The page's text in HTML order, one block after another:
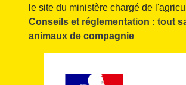
le site du ministère chargé de
Conseils et réglementation : tout
animaux de compagnie